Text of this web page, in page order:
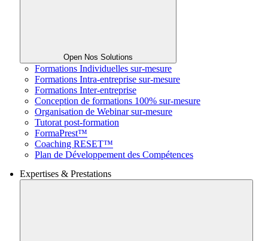
Open Nos Solutions
Formations Individuelles sur-mesure
Formations Intra-entreprise sur-mesure
Formations Inter-entreprise
Conception de formations 100% sur-mesure
Organisation de Webinar sur-mesure
Tutorat post-formation
FormaPrest™
Coaching RESET™
Plan de Développement des Compétences
Expertises & Prestations